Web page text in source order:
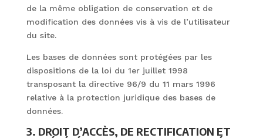
de la même obligation de conservation et de
modification des données vis à vis de l’utilisateur
du site.
Les bases de données sont protégées par les
dispositions de la loi du 1er juillet 1998
transposant la directive 96/9 du 11 mars 1996
relative à la protection juridique des bases de
données.
3. DROIT D’ACCÈS, DE RECTIFICATION ET